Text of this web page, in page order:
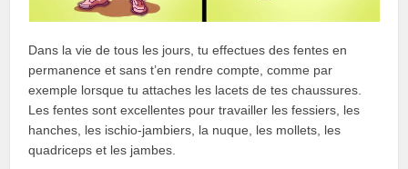
Dans la vie de tous les jours, tu effectues des fentes en
permanence et sans t’en rendre compte, comme par
exemple lorsque tu attaches les lacets de tes chaussures.
Les fentes sont excellentes pour travailler les fessiers, les
hanches, les ischio-jambiers, la nuque, les mollets, les
quadriceps et les jambes.